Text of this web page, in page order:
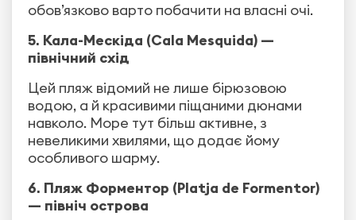
обов’язково варто побачити на власні очі.
5. Кала-Мескіда (Cala Mesquida) —
північний схід
Цей пляж відомий не лише бірюзовою
водою, а й красивими піщаними дюнами
навколо. Море тут більш активне, з
невеликими хвилями, що додає йому
особливого шарму.
6. Пляж Форментор (Platja de Formentor)
— північ острова